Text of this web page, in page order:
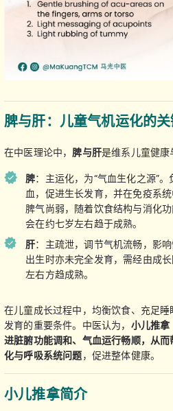
脾与肝：儿童气机运化的
在中医理论中，脾与肝是维系儿童健康
脾：主运化，为“气血生化之源”
血，促进生长发育，并在免疫系
脾气尚弱，随着饮食结构与消化
会在约七岁左右趋于成熟。
肝：主疏泄，调节气机流畅，影
出生时亦未完全发育，需经由成
左右方趋成熟。
在儿童成长过程中，均衡饮食、充足
发育的重要条件。中医认为， 小儿推
进脏腑功能调和、气血运行畅顺，从
化与呼吸系统问题，促进整体健康。
小儿推拿简介